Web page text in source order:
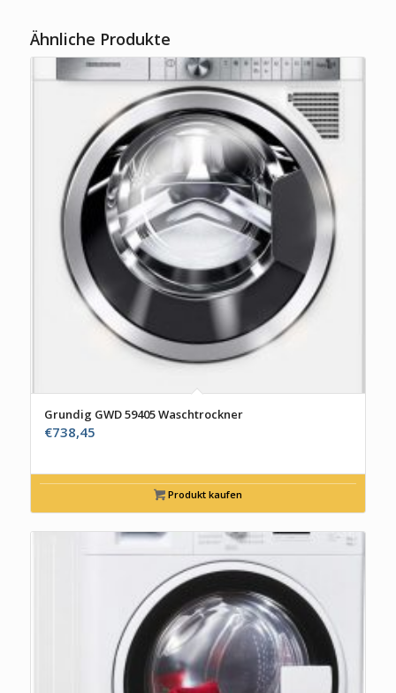
Ähnliche Produkte
Grundig GWD 59405 Waschtrockner
€738,45
Produkt kaufen